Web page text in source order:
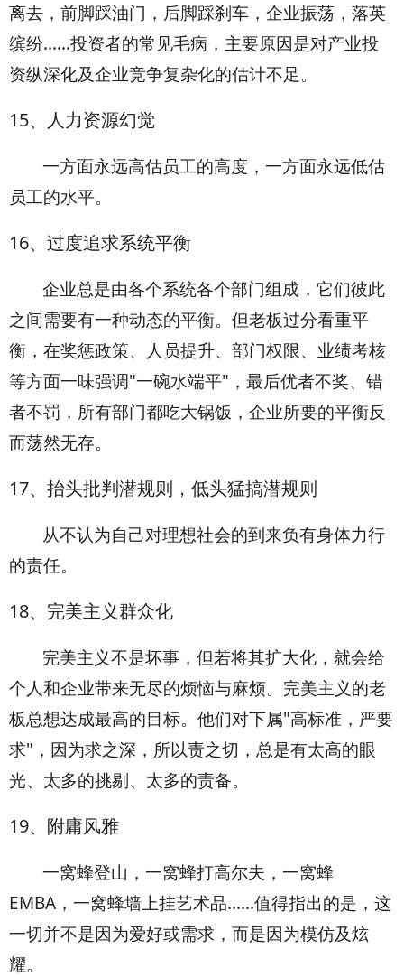
离去，前脚踩油门，后脚踩刹车，企业振荡，落英
缤纷......投资者的常见毛病，主要原因是对产业投
资纵深化及企业竞争复杂化的估计不足。
15、人力资源幻觉
一方面永远高估员工的高度，一方面永远低估
员工的水平。
16、过度追求系统平衡
企业总是由各个系统各个部门组成，它们彼此
之间需要有一种动态的平衡。但老板过分看重平
衡，在奖惩政策、人员提升、部门权限、业绩考核
等方面一味强调"一碗水端平"，最后优者不奖、错
者不罚，所有部门都吃大锅饭，企业所要的平衡反
而荡然无存。
17、抬头批判潜规则，低头猛搞潜规则
从不认为自己对理想社会的到来负有身体力行
的责任。
18、完美主义群众化
完美主义不是坏事，但若将其扩大化，就会给
个人和企业带来无尽的烦恼与麻烦。完美主义的老
板总想达成最高的目标。他们对下属"高标准，严要
求"，因为求之深，所以责之切，总是有太高的眼
光、太多的挑剔、太多的责备。
19、附庸风雅
一窝蜂登山，一窝蜂打高尔夫，一窝蜂
EMBA，一窝蜂墙上挂艺术品......值得指出的是，这
一切并不是因为爱好或需求，而是因为模仿及炫
耀。